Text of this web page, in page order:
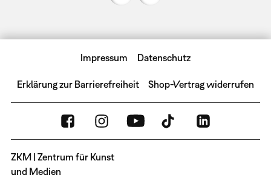
Impressum Datenschutz
Erklärung zur Barrierefreiheit Shop-Vertrag widerrufen
ZKM | Zentrum für Kunst
und Medien